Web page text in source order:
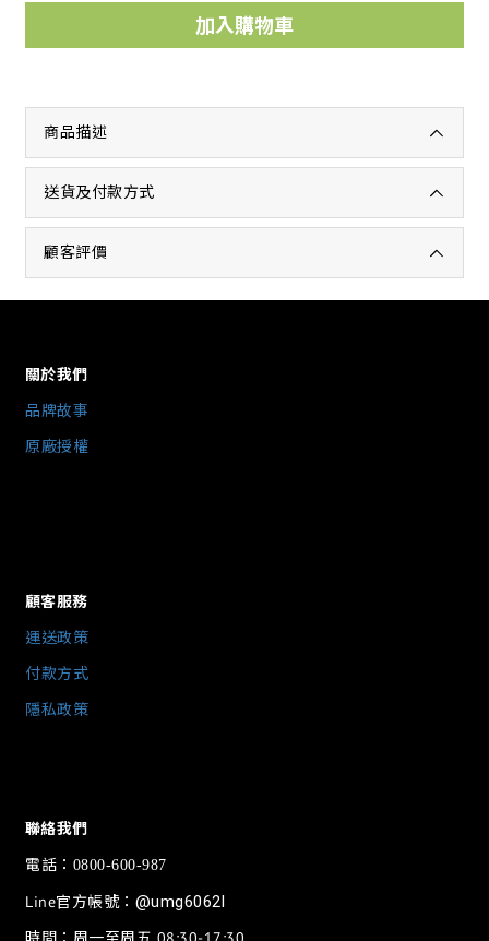
加入購物車
商品描述
送貨及付款方式
顧客評價
關於我們
品牌故事
原廠授權
顧客服務
運送政策
付款方式
隱私政策
聯絡我們
電話： 0800-600-987
Line官方帳號： @umg6062l